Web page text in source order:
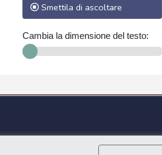
Smettila di ascoltare
Cambia la dimensione del testo: